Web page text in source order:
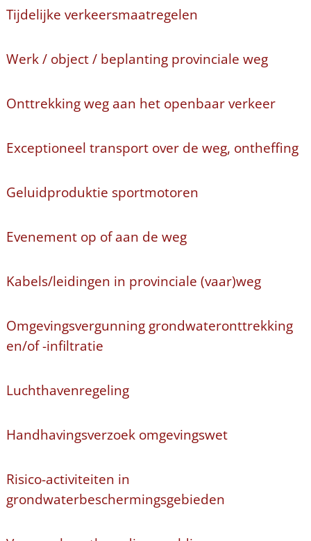
Tijdelijke verkeersmaatregelen
Werk / object / beplanting provinciale weg
Onttrekking weg aan het openbaar verkeer
Exceptioneel transport over de weg, ontheffing
Geluidproduktie sportmotoren
Evenement op of aan de weg
Kabels/leidingen in provinciale (vaar)weg
Omgevingsvergunning grondwateronttrekking
en/of -infiltratie
Luchthavenregeling
Handhavingsverzoek omgevingswet
Risico-activiteiten in
grondwaterbeschermingsgebieden